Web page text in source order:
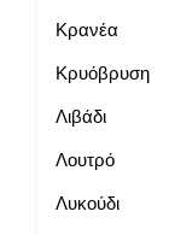
Κρανέα
Κρυόβρυση
Λιβάδι
Λουτρό
Λυκούδι